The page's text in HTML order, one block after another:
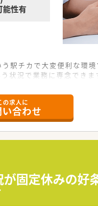
性有
駅チカで大変便利な環境
状況で業務に専念できま
域の文化を支える事業
薬局事業の大きな支えと
局事業へ新規参入した
いたします。
としての深い知識と経
を形成していくことが可
の求人に
合わせ
固定休みの好